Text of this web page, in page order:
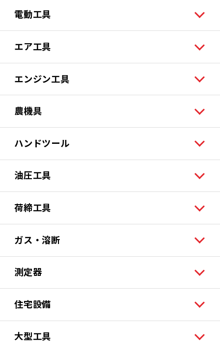
電動工具
エア工具
エンジン工具
農機具
ハンドツール
油圧工具
荷締工具
ガス・溶断
測定器
住宅設備
大型工具